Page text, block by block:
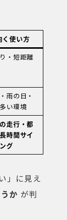
く使い方
・短距離
雨の日・
い環境
走行・都
時間サイ
グ
」に見え
か が判